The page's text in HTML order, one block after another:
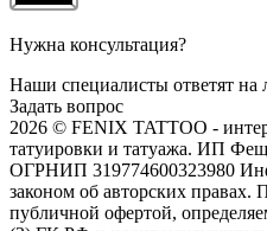
Нужна консультация?
Наши специалисты ответят
Задать вопрос
2026 © FENIX TATTOO -
татуировки и татуажа. ИП
ОГРНИП 319774600323980
законом об авторских правах.
публичной офертой,